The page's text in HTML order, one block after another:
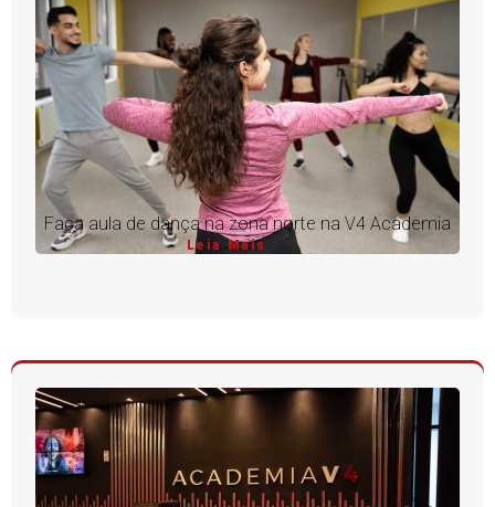
Faça aula de dança na zona norte na V4 Academia
Leia Mais